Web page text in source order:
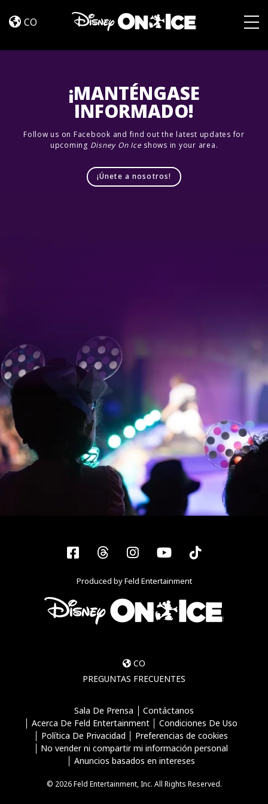
Trip
CO
¡MANTÉNGASE
INFORMADO!
Follow us on Facebook and find out the latest updates for
upcoming Disney On Iceshows in your area.
¡Únete a nosotros!
Facebook
ThreadsInstagram
YouTubeTiktok
Produced by Feld Entertainment
CO
PREGUNTAS FRECUENTES
Sala De Prensa
Contáctanos
Acerca De Feld Entertainment
Condiciones De Uso
Política De Privacidad
Preferencias de cookies
No vender ni compartir mi información personal
Anuncios basados en intereses
© 2026 Feld Entertainment, Inc. All Rights Reserved.